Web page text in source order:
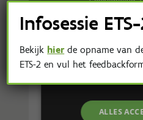
08 juni 2026
Infosessie
Bekijk hierde opname van
ETS-2 en vul het
STRIKT
PRESTATIE
ALLES